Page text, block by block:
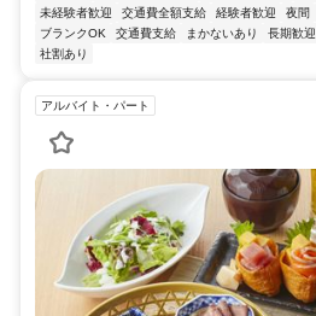
未経験者歓迎
交通費全額支給 経験者歓迎 夜間
ブランクOK
交通費支給 まかないあり 長期歓迎
社割あり
アルバイト・パート